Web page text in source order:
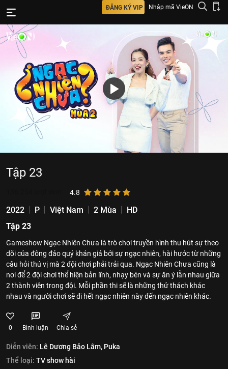
ĐĂNG KÝ VIP Nhập mã VieON
Tập 23
4.8
2022 P Việt Nam 2 Mùa
HD
Tập 23
Gameshow Ngạc Nhiên Chưa là trò chơi truyền hình thu hút sự theo
dõi của đông đảo quý khán giả bởi sự ngạc nhiên, hài hước từ những
câu hỏi thú vị mà 2 đội chơi phải trải qua. Ngạc Nhiên Chưa cũng là
nơi để 2 đội chơi thể hiện bản lĩnh, nhạy bén và sự ăn ý lẫn nhau giữa
2 thành viên trong đội. Mỗi phần thi sẽ là những thử thách khác
nhau và người chơi sẽ đi hết ngạc nhiên này đến ngạc nhiên khác.
0 Bình luận Chia sẻ
Diễn viên: Lê Dương Bảo Lâm, Puka
Thể loại: TV show hài